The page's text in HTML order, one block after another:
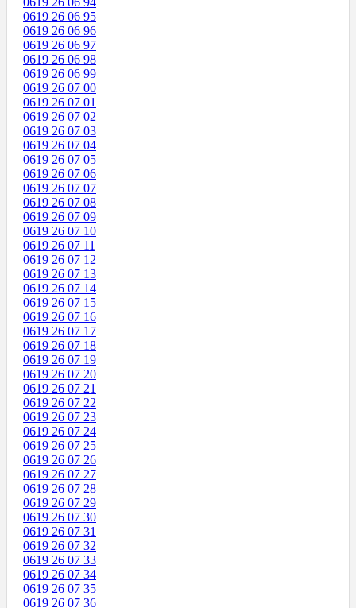
0619 26 06 95
0619 26 06 96
0619 26 06 97
0619 26 06 98
0619 26 06 99
0619 26 07 00
0619 26 07 01
0619 26 07 02
0619 26 07 03
0619 26 07 04
0619 26 07 05
0619 26 07 06
0619 26 07 07
0619 26 07 08
0619 26 07 09
0619 26 07 10
0619 26 07 11
0619 26 07 12
0619 26 07 13
0619 26 07 14
0619 26 07 15
0619 26 07 16
0619 26 07 17
0619 26 07 18
0619 26 07 19
0619 26 07 20
0619 26 07 21
0619 26 07 22
0619 26 07 23
0619 26 07 24
0619 26 07 25
0619 26 07 26
0619 26 07 27
0619 26 07 28
0619 26 07 29
0619 26 07 30
0619 26 07 31
0619 26 07 32
0619 26 07 33
0619 26 07 34
0619 26 07 35
0619 26 07 36